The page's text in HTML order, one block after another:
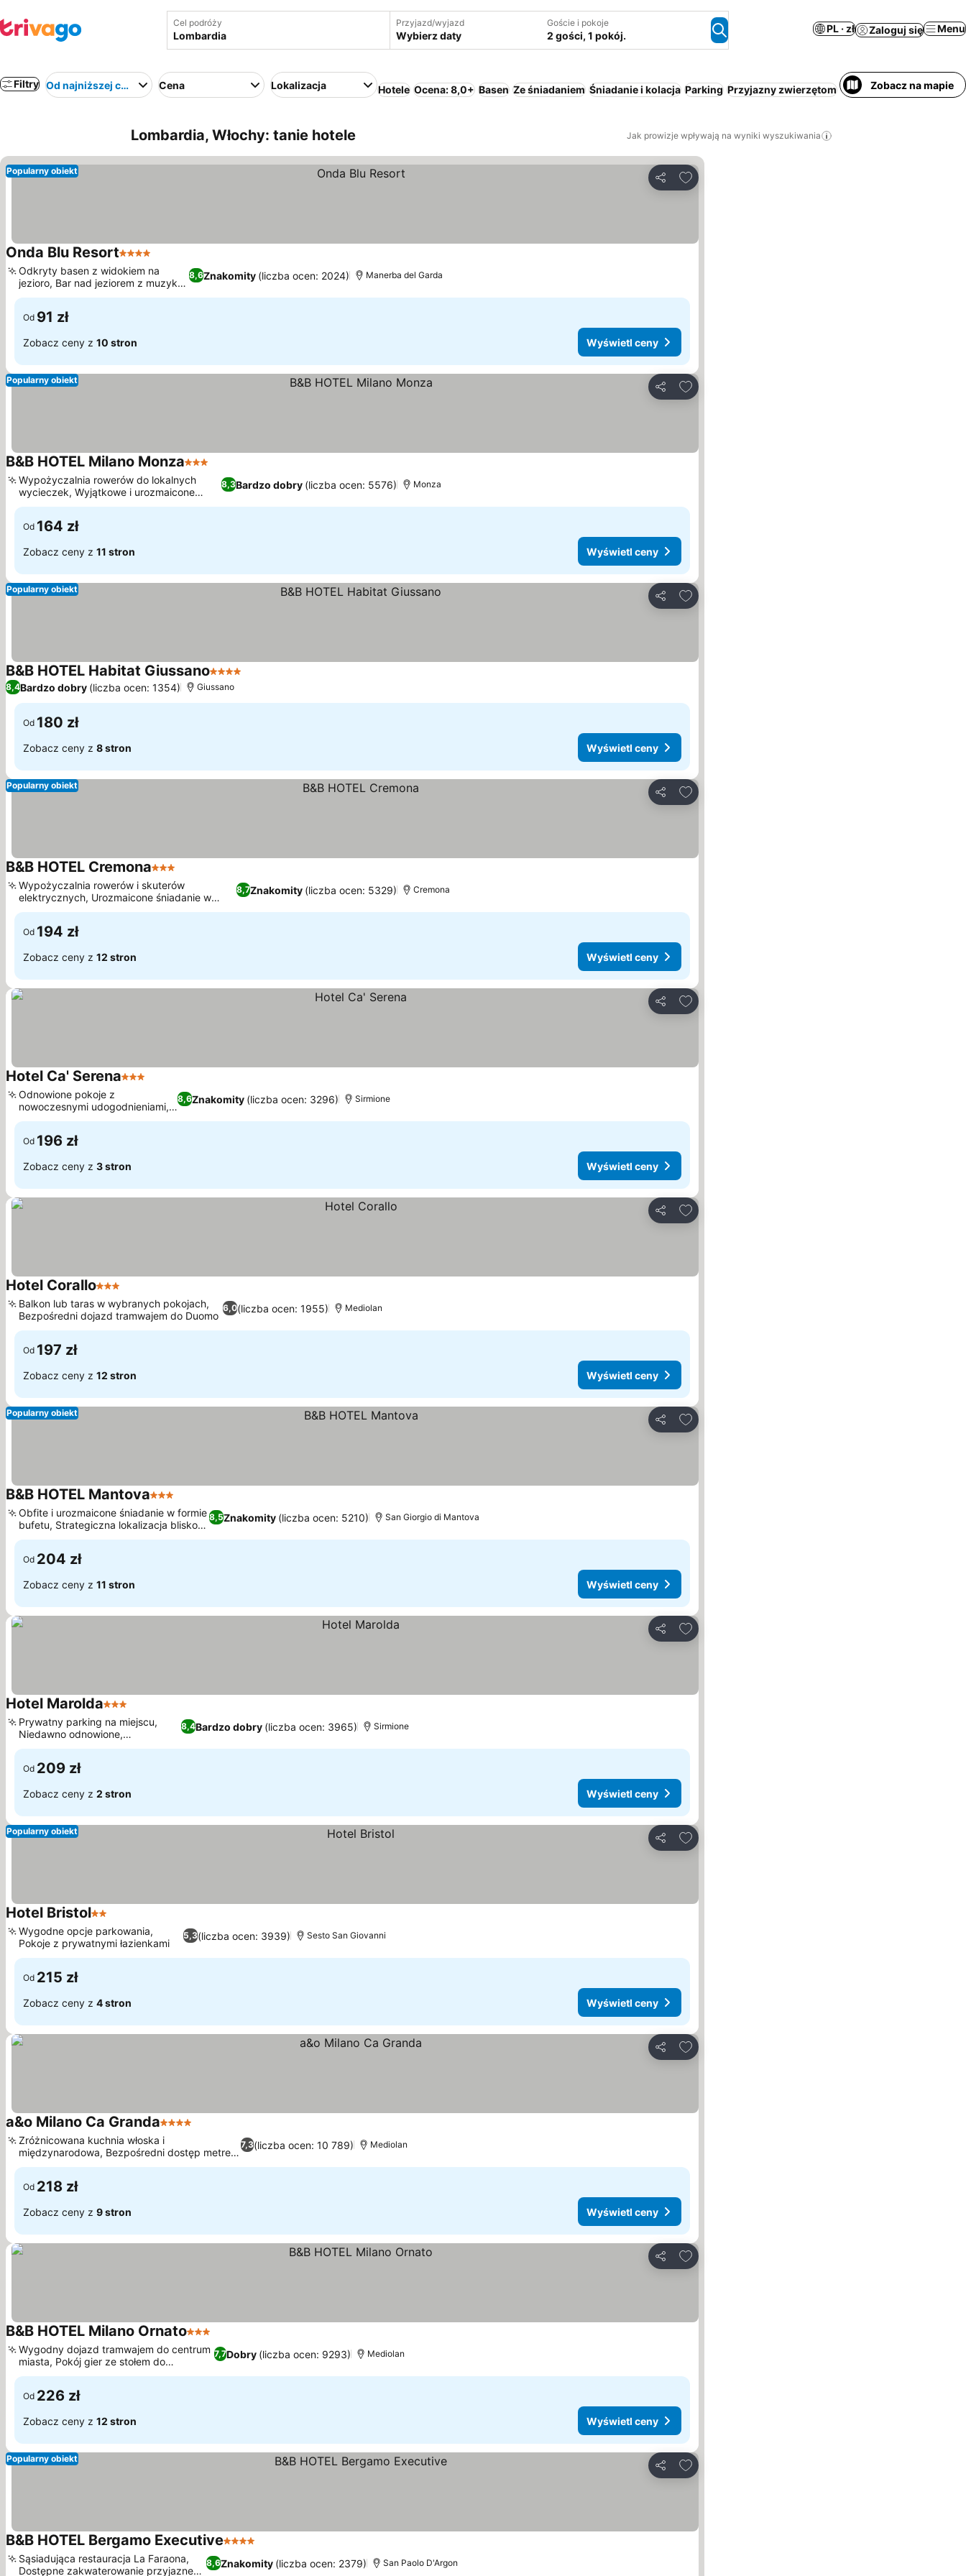
Cel podróży Przyjazd/wyjazd
Wybierz daty
Goście i pokoje
2 gości, 1 pokój.
PL · zł Zaloguj się Menu
Filtry Od najniższej ceny Cena Lokalizacja Hotele Ocena: 8,0+ Basen Ze śniadaniem Śniadanie i kolacja Parking Przyjazny zwierzętom Aparthotel Plaża Spa
Zobacz na mapie
Lombardia, Włochy: tanie hotele Jak prowizje wpływają na wyniki wyszukiwania
Udostępnij
Dodaj do ulubionych
Popularny obiekt
Onda Blu Resort4 Kategoria
8,6Znakomity (liczba ocen: 2024)
Odkryty basen z widokiem na
jezioro, Bar nad jeziorem z muzyką
na żywo
Manerba del Garda
Od 91 zł
Zobacz ceny z 10 stron Wyświetl ceny
Udostępnij
Dodaj do ulubionych
Popularny obiekt
B&B HOTEL Milano Monza3 Kategoria
8,3Bardzo dobry (liczba ocen: 5576)
Wypożyczalnia rowerów do lokalnych
wycieczek, Wyjątkowe i urozmaicone
śniadanie w formie bufetu
Monza
Od 164 zł
Zobacz ceny z 11 stron Wyświetl ceny
Udostępnij
Dodaj do ulubionych
Popularny obiekt
B&B HOTEL Habitat Giussano4 Kategoria
8,4Bardzo dobry (liczba ocen: 1354) Giussano
Od 180 zł
Zobacz ceny z 8 stron Wyświetl ceny
Udostępnij
Dodaj do ulubionych
Popularny obiekt
B&B HOTEL Cremona3 Kategoria
8,7Znakomity (liczba ocen: 5329)
Wypożyczalnia rowerów i skuterów
elektrycznych, Urozmaicone śniadanie w
formie bufetu z różnymi opcjami
Cremona
Od 194 zł
Zobacz ceny z 12 stron Wyświetl ceny
Udostępnij
Dodaj do ulubionych
Hotel Ca' Serena3 Kategoria
8,6Znakomity (liczba ocen: 3296)
Odnowione pokoje z
nowoczesnymi udogodnieniami,
Sporty wodne
Sirmione
Od 196 zł
Zobacz ceny z 3 stron Wyświetl ceny
Udostępnij
Dodaj do ulubionych
Hotel Corallo3 Kategoria
6,0(liczba ocen: 1955)
Balkon lub taras w wybranych pokojach,
Bezpośredni dojazd tramwajem do Duomo
Mediolan
Od 197 zł
Zobacz ceny z 12 stron Wyświetl ceny
Udostępnij
Dodaj do ulubionych
Popularny obiekt
B&B HOTEL Mantova3 Kategoria
8,5Znakomity (liczba ocen: 5210)
Obfite i urozmaicone śniadanie w formie
bufetu, Strategiczna lokalizacja blisko
Mantovy
San Giorgio di Mantova
Od 204 zł
Zobacz ceny z 11 stron Wyświetl ceny
Udostępnij
Dodaj do ulubionych
Hotel Marolda3 Kategoria
8,4Bardzo dobry (liczba ocen: 3965)
Prywatny parking na miejscu,
Niedawno odnowione,
nowoczesne pokoje
Sirmione
Od 209 zł
Zobacz ceny z 2 stron Wyświetl ceny
Udostępnij
Dodaj do ulubionych
Popularny obiekt
Hotel Bristol2 Kategoria
5,3(liczba ocen: 3939)
Wygodne opcje parkowania,
Pokoje z prywatnymi łazienkami
Sesto San Giovanni
Od 215 zł
Zobacz ceny z 4 stron Wyświetl ceny
Udostępnij
Dodaj do ulubionych
a&o Milano Ca Granda4 Kategoria
7,3(liczba ocen: 10 789)
Zróżnicowana kuchnia włoska i
międzynarodowa, Bezpośredni dostęp metrem
do centrum miasta
Mediolan
Od 218 zł
Zobacz ceny z 9 stron Wyświetl ceny
Udostępnij
Dodaj do ulubionych
B&B HOTEL Milano Ornato3 Kategoria
7,7Dobry (liczba ocen: 9293)
Wygodny dojazd tramwajem do centrum
miasta, Pokój gier ze stołem do
piłkarzyków
Mediolan
Od 226 zł
Zobacz ceny z 12 stron Wyświetl ceny
Udostępnij
Dodaj do ulubionych
Popularny obiekt
B&B HOTEL Bergamo Executive4 Kategoria
8,6Znakomity (liczba ocen: 2379)
Sąsiadująca restauracja La Faraona,
Dostępne zakwaterowanie przyjazne
San Paolo D'Argon